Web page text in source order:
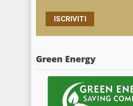
ISCRIVITI
Green Energy